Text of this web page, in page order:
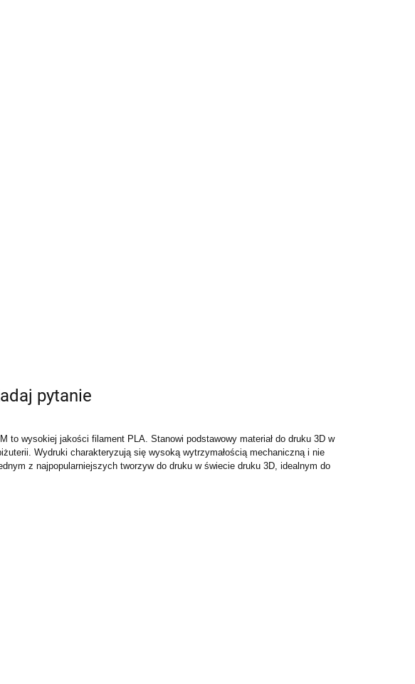
pytanie
to wysokiej jakości filament PLA. Stanowi podstawowy materiał do druku 3D w
Wydruki charakteryzują się wysoką wytrzymałością mechaniczną i nie
z najpopularniejszych tworzyw do druku w świecie druku 3D, idealnym do